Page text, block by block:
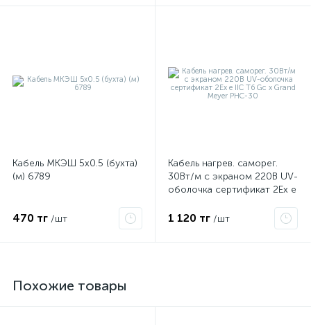
Кабель МКЭШ 5х0.5 (бухта)
(м) 6789
470 тг /шт
Кабель нагрев. саморег.
30Вт/м с экраном 220В UV-
оболочка сертификат 2Ex e
PHC-30
1 120 тг /шт
Похожие товары